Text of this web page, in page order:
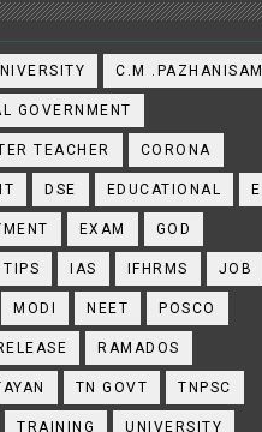
C.M
GOVERNMENT
TEACHER CORONA
DSE EDUCATIONAL
EXAM GOD
TIPS IAS IFHRMS JOB
MODI NEET POSCO
RAMADOS
TN GOVT TNPSC
TRAINING UNIVERSITY